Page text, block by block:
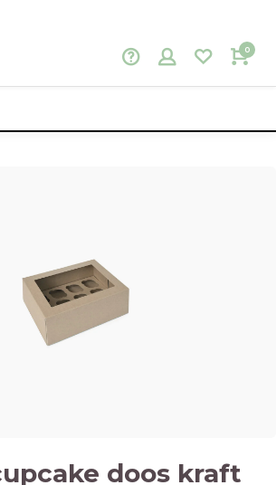
0
doos kraft